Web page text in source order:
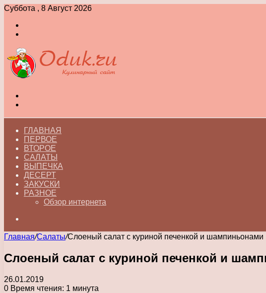
Суббота , 8 Август 2026
ГЛАВНАЯ
ПЕРВОЕ
ВТОРОЕ
САЛАТЫ
ВЫПЕЧКА
ДЕСЕРТ
ЗАКУСКИ
РАЗНОЕ
Обзор интернета
Главная/Салаты/Слоеный салат с куриной печенкой и шампиньонами
Слоеный салат с куриной печенкой и
26.01.2019
0 Время чтения: 1 минута